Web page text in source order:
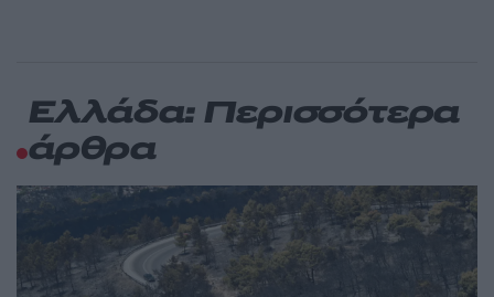
Ελλάδα: Περισσότερα
άρθρα